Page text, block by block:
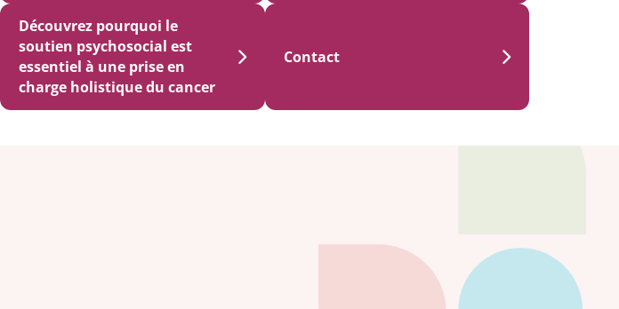
Découvrez pourquoi le
soutien psychosocial est
essentiel à une prise en
charge holistique du cancer
Contact